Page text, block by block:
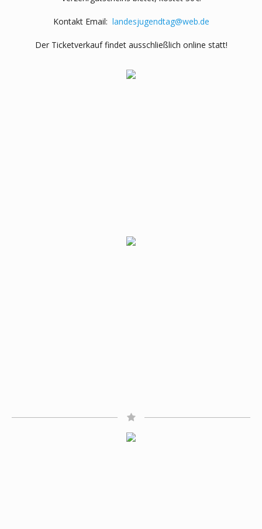
Kontakt Email: landesjugendtag@web.de
Der Ticketverkauf findet ausschließlich online statt!